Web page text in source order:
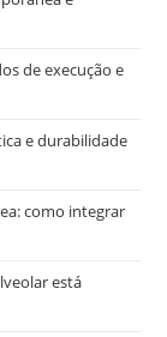
de execução e
e durabilidade
como integrar
está